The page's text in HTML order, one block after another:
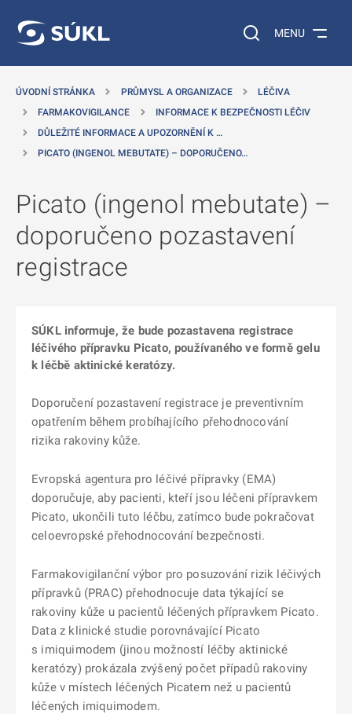
Vyhledávání na
MENU
ÚVODNÍ STRÁNKA PRŮMYSL A ORGANIZACE
LÉČIVA
FARMAKOVIGILANCE
INFORMACE K BEZPEČNOSTI LÉČIV
DŮLEŽITÉ INFORMACE A UPOZORNĚNÍ K …
PICATO (INGENOL MEBUTATE) – DOPORUČENO…
Picato (ingenol mebutate) –
doporučeno pozastavení
registrace
SÚKL informuje, že bude pozastavena registrace
léčivého přípravku Picato, používaného ve formě gelu
k léčbě aktinické keratózy.
Doporučení pozastavení registrace je preventivním
opatřením během probíhajícího přehodnocování
rizika rakoviny kůže.
Evropská agentura pro léčivé přípravky (EMA)
doporučuje, aby pacienti, kteří jsou léčeni přípravkem
Picato, ukončili tuto léčbu, zatímco bude pokračovat
celoevropské přehodnocování bezpečnosti.
Farmakovigilanční výbor pro posuzování rizik léčivých
přípravků (PRAC) přehodnocuje data týkající se
rakoviny kůže u pacientů léčených přípravkem Picato.
Data z klinické studie porovnávající Picato
s imiquimodem (jinou možností léčby aktinické
keratózy) prokázala zvýšený počet případů rakoviny
kůže v místech léčených Picatem než u pacientů
léčených imiquimodem.